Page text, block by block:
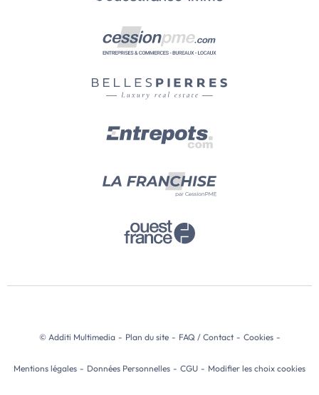
© Additi Multimedia - Plan du site - FAQ / Contact - Cookies -
Mentions légales - Données Personnelles - CGU - Modifier les choix cookies